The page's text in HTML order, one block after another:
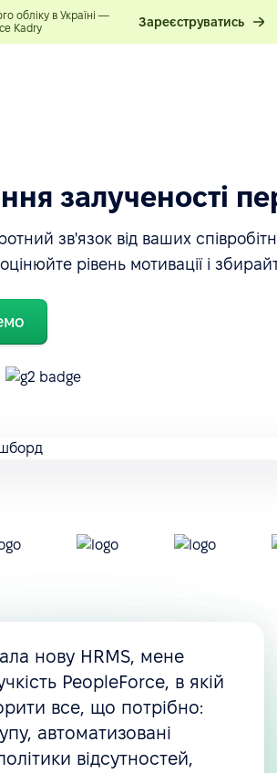
обліку в Україні —
Kadry
Зареєструватись
залученості
зв'язок від ваших
рівень мотивації і
нову HRMS, мене
PeopleForce, в якій
все, що потрібно:
автоматизовані
відсутностей,